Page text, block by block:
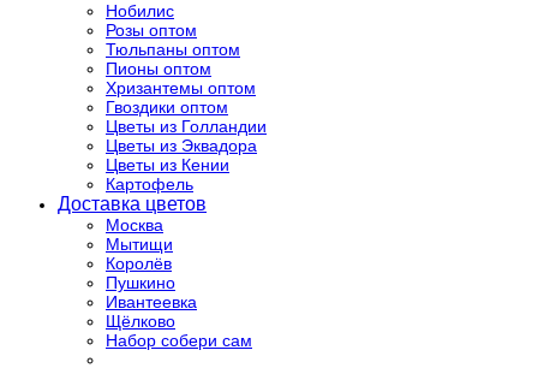
Нобилис
Розы оптом
Тюльпаны оптом
Пионы оптом
Хризантемы оптом
Гвоздики оптом
Цветы из Голландии
Цветы из Эквадора
Цветы из Кении
Картофель
Доставка цветов
Москва
Мытищи
Королёв
Пушкино
Ивантеевка
Щёлково
Набор собери сам